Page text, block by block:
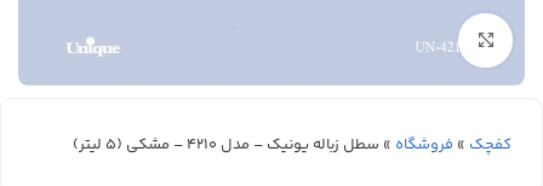
بزرگنمایی تصویر
کفچک » فروشگاه » سطل زباله یونیک – مدل 4210 – مشکی (5 لیتر)